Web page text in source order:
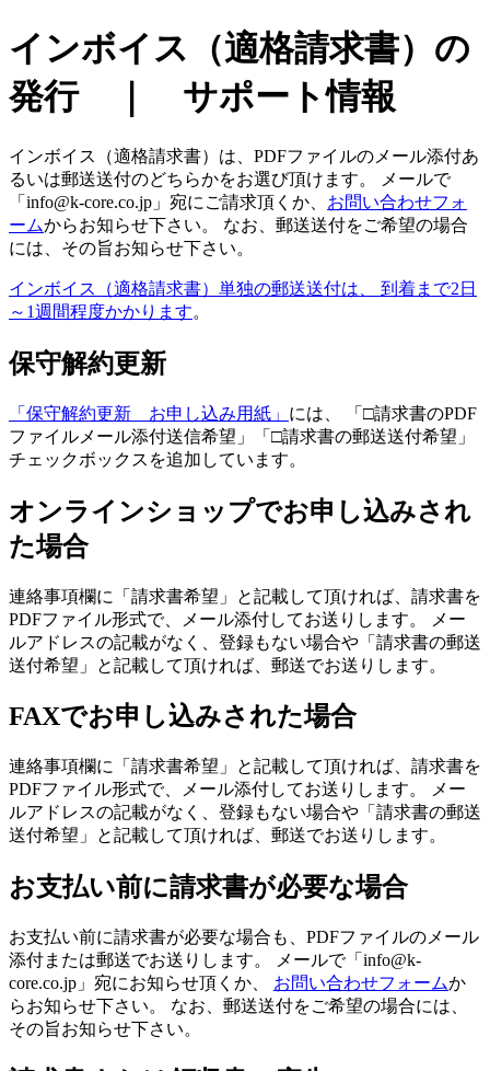
インボイス（適格請求書）の
発行 ｜ サポート情報
インボイス（適格請求書）は、PDFファイルのメール添付あ
るいは郵送送付のどちらかをお選び頂けます。 メールで
「info@k-core.co.jp」宛にご請求頂くか、 お問い合わせフォ
ームからお知らせ下さい。 なお、郵送送付をご希望の場合
には、その旨お知らせ下さい。
インボイス（適格請求書）単独の郵送送付は、 到着まで2日
～1週間程度かかります。
保守解約更新
「保守解約更新 お申し込み用紙」 には、 「□請求書のPDF
ファイルメール添付送信希望」「□請求書の郵送送付希望」
チェックボックスを追加しています。
オンラインショップでお申し込みされ
た場合
連絡事項欄に「請求書希望」と記載して頂ければ、請求書を
PDFファイル形式で、メール添付してお送りします。 メー
ルアドレスの記載がなく、登録もない場合や「請求書の郵送
送付希望」と記載して頂ければ、郵送でお送りします。
FAXでお申し込みされた場合
連絡事項欄に「請求書希望」と記載して頂ければ、請求書を
PDFファイル形式で、メール添付してお送りします。 メー
ルアドレスの記載がなく、登録もない場合や「請求書の郵送
送付希望」と記載して頂ければ、郵送でお送りします。
お支払い前に請求書が必要な場合
お支払い前に請求書が必要な場合も、PDFファイルのメール
添付または郵送でお送りします。 メールで「info@k-
core.co.jp」宛にお知らせ頂くか、 お問い合わせフォームか
らお知らせ下さい。 なお、郵送送付をご希望の場合には、
その旨お知らせ下さい。